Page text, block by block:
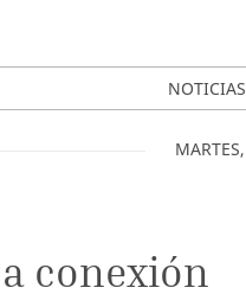
NOTICIAS
MARTES,
conexión